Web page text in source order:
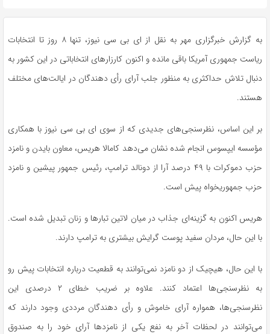
به گزارش خبرگزاری مهر به نقل از ای
بی سی نیوز، تنها ۸ روز تا انتخابات
ریاست جمهوری آمریکا باقی مانده و اکنون کارزارهای انتخاباتی در این کشور به
دنبال تلاش حداکثری به منظور جلب آرای رأی دهندگان در ایالت‌های مختلف
هستند.
بر این اساس، نظرسنجی‌های جدیدی که از سوی ای بی سی نیوز با همکاری
مؤسسه ایپسوس انجام شده نشان می‌دهد کامالا هریس، معاون بایدن و نامزد
حزب دموکرات با ۴۹ درصد آرا از دونالد ترامپ، رئیس جمهور پیشین و نامزد
حزب جمهوریخواه پیش است.
هریس اکنون به گزینه‌ای جذاب در میان لاتین تبارها و زنان تبدیل شده است.
با این حال، مردان سفید پوست گرایش بیشتری به ترامپ دارند.
با این حال، هیچیک از دو نامزد نمی‌توانند به قطعیت درباره انتخابات پیش رو
به نظرسنجی‌ها اعتماد کنند. علاوه بر ضریب خطای ۲ درصدی این
نظرسنجی‌ها، همواره آرای خاموش و رأی دهندگانمرددی وجود دارند که
می‌توانند در لحظات آخر به نفع یکی از نامزدها آرای خود را به صندوق